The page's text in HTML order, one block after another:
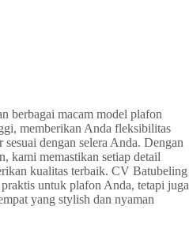
berbagai macam model plafon
memberikan Anda fleksibilitas
dengan selera Anda. Dengan
kami memastikan setiap detail
kualitas terbaik. CV Batubeling
untuk plafon Anda, tetapi juga
yang stylish dan nyaman